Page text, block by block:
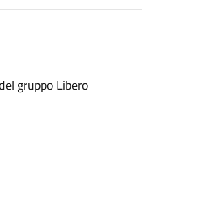
gruppo Libero